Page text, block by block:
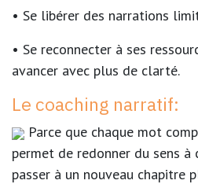
• Se libérer des narrations
• Se reconnecter à ses
avancer avec plus de clarté.
Le coaching narratif:
Parce que chaque mot
permet de redonner du sens
passer à un nouveau chapitre